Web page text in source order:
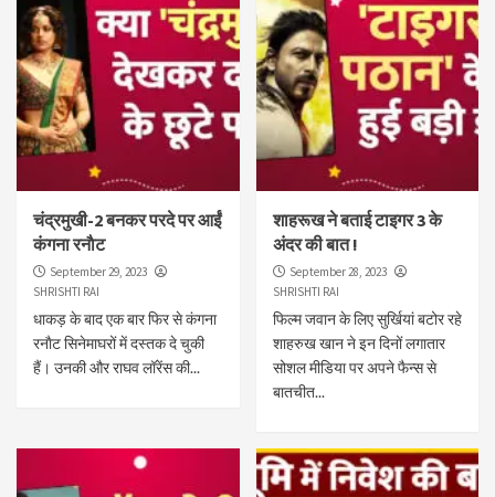
चंद्रमुखी-2 बनकर परदे पर आईं
कंगना रनाैट
September 29, 2023
SHRISHTI RAI
धाकड़ के बाद एक बार फिर से कंगना
रनाैट सिनेमाघरों में दस्तक दे चुकी
हैं। उनकी और राघव लॉरेंस की...
शाहरूख ने बताई टाइगर 3 के
अंदर की बात !
September 28, 2023
SHRISHTI RAI
फिल्म जवान के लिए सुर्खियां बटोर रहे
शाहरुख खान ने इन दिनों लगातार
सोशल मीडिया पर अपने फैन्स से
बातचीत...